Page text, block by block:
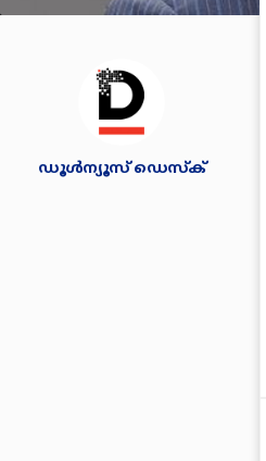
ഡൂള്‍ന്യൂസ് ഡെസ്‌ക്